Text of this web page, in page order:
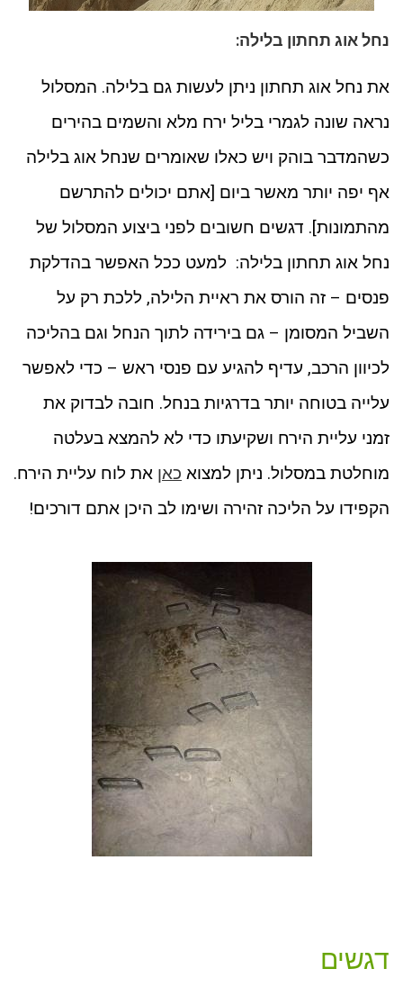
נחל אוג תחתון בלילה:
את נחל אוג תחתון ניתן לעשות גם בלילה. המסלול
נראה שונה לגמרי בליל ירח מלא והשמים בהירים
כשהמדבר בוהק ויש כאלו שאומרים שנחל אוג בלילה
אף יפה יותר מאשר ביום [אתם יכולים להתרשם
מהתמונות]. דגשים חשובים לפני ביצוע המסלול של
נחל אוג תחתון בלילה: למעט ככל האפשר בהדלקת
פנסים – זה הורס את ראיית הלילה, ללכת רק על
השביל המסומן – גם בירידה לתוך הנחל וגם בהליכה
לכיוון הרכב, עדיף להגיע עם פנסי ראש – כדי לאפשר
עלייה בטוחה יותר בדרגיות בנחל. חובה לבדוק את
זמני עליית הירח ושקיעתו כדי לא להמצא בעלטה
מוחלטת במסלול. ניתן למצוא כאן את לוח עליית הירח.
הקפידו על הליכה זהירה ושימו לב היכן אתם דורכים!
דגשים